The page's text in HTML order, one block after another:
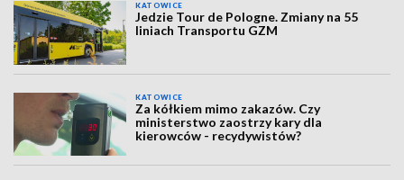
KATOWICE
Jedzie Tour de Pologne. Zmiany na 55
liniach Transportu GZM
KATOWICE
Za kółkiem mimo zakazów. Czy
ministerstwo zaostrzy kary dla
kierowców - recydywistów?